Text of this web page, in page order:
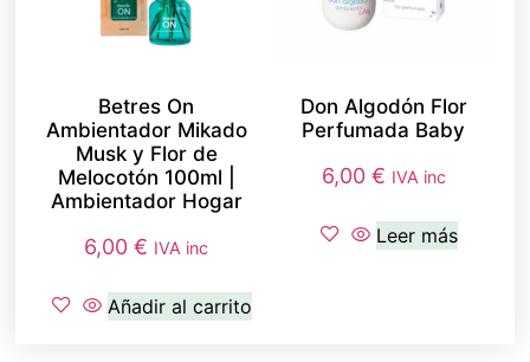
Betres On
Ambientador Mikado
Musk y Flor de
Melocotón 100ml |
Ambientador Hogar
6,00€ IVA inc
Añadir al carrito
Don Algodón Flor
Perfumada Baby
6,00 € IVA inc
Leer más